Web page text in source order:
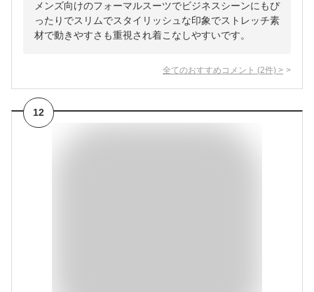
メンズ向けのフォーマルスーツでビジネスシーンにもぴ
ったりでスリムでスタイリッシュな印象でストレッチ素
材で動きやすさも重視され着こなしやすいです。
全てのおすすめコメント (2件) >
12